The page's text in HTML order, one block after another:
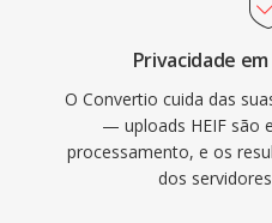
Privacidade
O Convertio cuida das
— uploads HEIF são
processamento, e os
dos